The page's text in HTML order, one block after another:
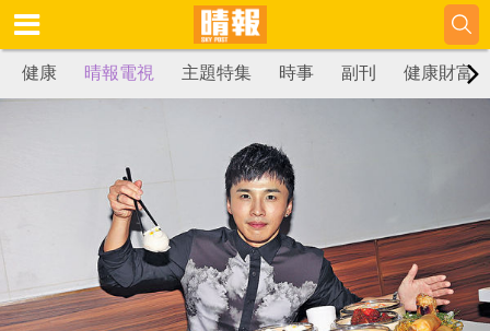
健康 晴報電視 主題特集 時事 副刊 健康財富